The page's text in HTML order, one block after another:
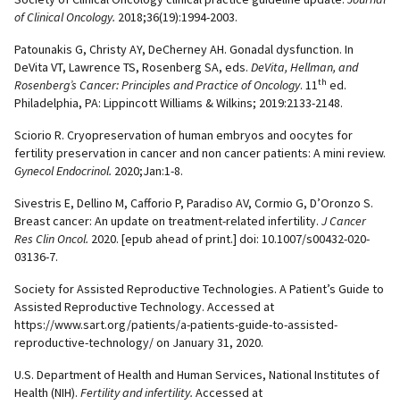
of Clinical Oncology. 2018;36(19):1994-2003.
Patounakis G, Christy AY, DeCherney AH. Gonadal dysfunction. In
DeVita VT, Lawrence TS, Rosenberg SA, eds. DeVita, Hellman, and
Rosenberg’s Cancer: Principles and Practice of Oncology. 11th ed.
Philadelphia, PA: Lippincott Williams & Wilkins; 2019:2133-2148.
Sciorio R. Cryopreservation of human embryos and oocytes for
fertility preservation in cancer and non cancer patients: A mini review.
Gynecol Endocrinol. 2020;Jan:1-8.
Sivestris E, Dellino M, Cafforio P, Paradiso AV, Cormio G, D’Oronzo S.
Breast cancer: An update on treatment-related infertility. J Cancer
Res Clin Oncol. 2020. [epub ahead of print.] doi: 10.1007/s00432-020-
03136-7.
Society for Assisted Reproductive Technologies. A Patient’s Guide to
Assisted Reproductive Technology. Accessed at
https://www.sart.org/patients/a-patients-guide-to-assisted-
reproductive-technology/ on January 31, 2020.
U.S. Department of Health and Human Services, National Institutes of
Health (NIH). Fertility and infertility. Accessed at